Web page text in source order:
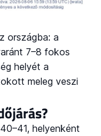
országba: a
7–8 fokos
helyét a
meleg veszi
helyenként